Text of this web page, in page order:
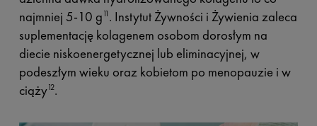
najmniej 5-10 g 11 . Instytut Żywności i Żywienia zaleca
suplementację kolagenem osobom dorosłym na
diecie niskoenergetycznej lub eliminacyjnej, w
podeszłym wieku oraz kobietom po menopauzie i w
ciąży12.